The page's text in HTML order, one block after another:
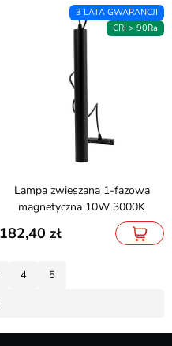
3 LATA GWARANCJI
CRI > 90Ra
Lampa zwieszana 1-fazowa
magnetyczna 10W 3000K
182,40
4 5